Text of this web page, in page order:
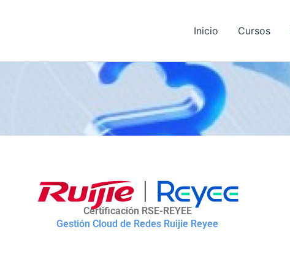
Inicio Cursos
Certificación RSE-REYEE
Gestión Cloud de Redes Ruijie Reyee